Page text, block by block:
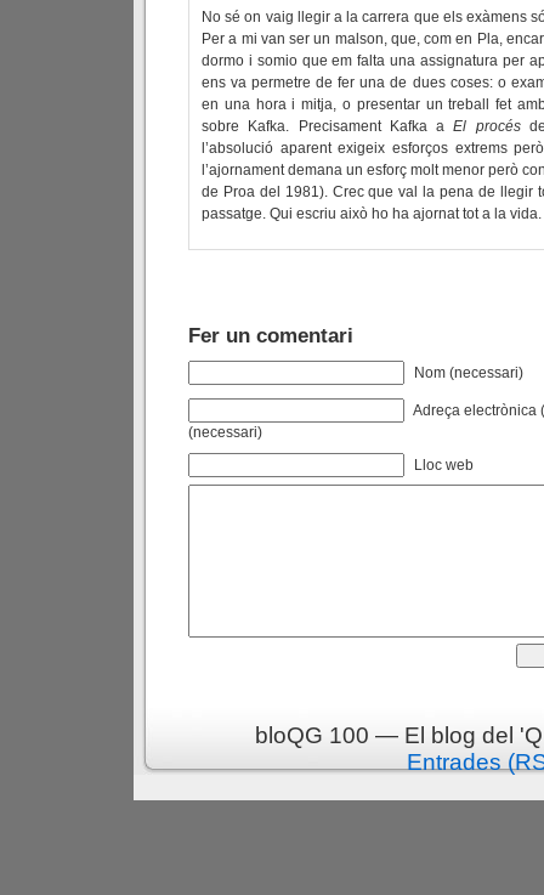
No sé on vaig llegir a la carrera que els exàmens
Per a mi van ser un malson, que, com en Pla,
dormo i somio que em falta una assignatura per
ens va permetre de fer una de dues coses: o
en una hora i mitja, o presentar un treball fet
sobre Kafka. Precisament Kafka aEl procés
l’absolució aparent exigeix esforços extrems
l’ajornament demana un esforç molt menor però
de Proa del 1981). Crec que val la pena de llegir
passatge. Qui escriu això ho ha ajornat tot a la vida.
Fer un comentari
Nom (necessari)
Adreça electrònica
(necessari)
Lloc web
bloQG 100 — El blog del
Entrades